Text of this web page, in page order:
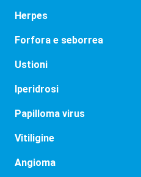
Herpes
Forfora e seborrea
Ustioni
Iperidrosi
Papilloma virus
Vitiligine
Angioma